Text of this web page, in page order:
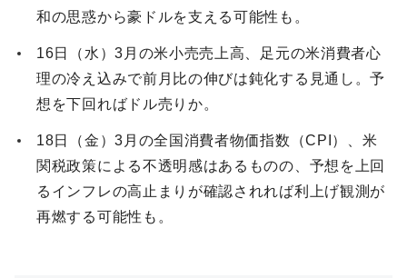
和の思惑から豪ドルを支える可能性も。
16日（水）3月の米小売売上高、足元の米消費者心
理の冷え込みで前月比の伸びは鈍化する見通し。予
想を下回ればドル売りか。
18日（金）3月の全国消費者物価指数（CPI）、米
関税政策による不透明感はあるものの、予想を上回
るインフレの高止まりが確認されれば利上げ観測が
再燃する可能性も。